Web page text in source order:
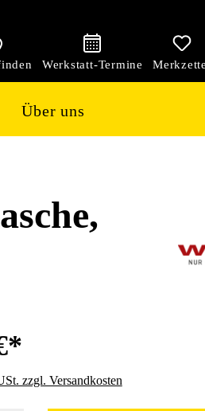
Über uns
zzgl. Versandkosten